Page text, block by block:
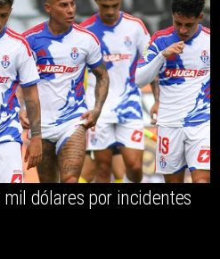
dólares por incidentes